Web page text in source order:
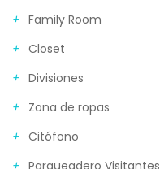
Family Room
Closet
Divisiones
Zona de ropas
Citófono